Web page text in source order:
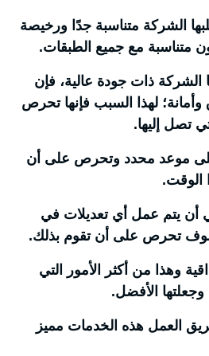
الشركة متناسبة جدًا ورخيصة
مع جميع الطبقات.
الشركة ذات جودة عالية، فإن
لهذا السبب فإنها تحرص
تصل إليها.
على موعد محدد وتحرص على أن
الوقت.
أن يتم عمل أي تعديلات في
سوف تحرص على أن تقوم بذلك.
وهذا من أكثر الأمور التي
الأفضل.
العمل هذه الخدمات مميز